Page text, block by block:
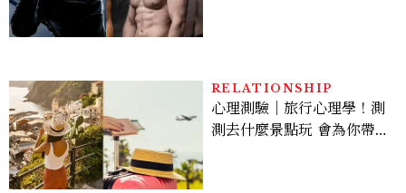
RELATIONSHIP
心理測驗｜旅行心理學！測
測去什麼景點玩 會為你帶來